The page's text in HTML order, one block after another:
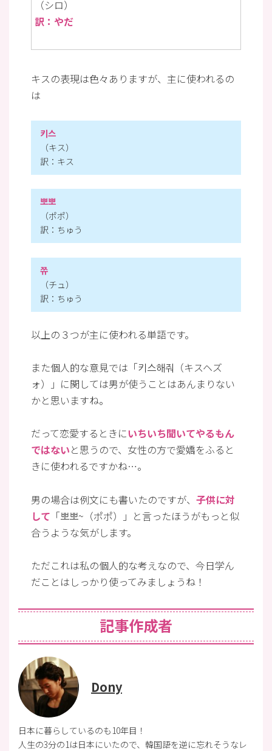
（シロ）
訳：やだ
キスの表現は色々ありますが、主に使われるの
は
키스
（キス）
訳：キス
뽀뽀
（ポポ）
訳：ちゅう
쮸
（チュ）
訳：ちゅう
以上の３つが主に使われる単語です。
また個人的な意見では「키스해줘（キスヘズ
ォ）」に関しては男が使うことはあんまりない
かと思いますね。
だって恋愛するときにいちいち聞いてやるもん
ではないと思うので、女性の方で愛嬌をふると
きに使われるですかね…。
男の場合は例文にも書いたのですが、 子供に対
して 「뽀뽀~（ポポ）」と言ったほうがもっと似
合うような気がします。
ただこれは私の個人的な考えなので、今日学ん
だことはしっかり使ってみましょうね！
記事作成者
Dony
日本に暮らしているのも10年目！
人生の3分の1は日本にいたので、韓国語を逆に忘れそうなレ